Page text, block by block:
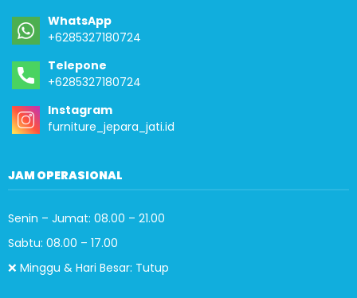
WhatsApp
+6285327180724
Telepone
+6285327180724
Instagram
furniture_jepara_jati.id
JAM OPERASIONAL
Senin – Jumat: 08.00 – 21.00
Sabtu: 08.00 – 17.00
❌ Minggu & Hari Besar: Tutup